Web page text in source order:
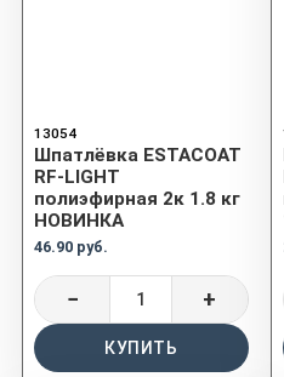
13054
Шпатлёвка ESTACOAT
RF-LIGHT
полиэфирная 2к 1.8 кг
НОВИНКА
46.90 руб.
− +
КУПИТЬ